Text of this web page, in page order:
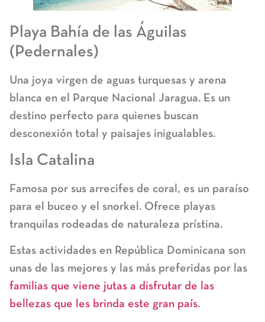
Playa Bahía de las Águilas
(Pedernales)
Una joya virgen de aguas turquesas y arena
blanca en el Parque Nacional Jaragua. Es un
destino perfecto para quienes buscan
desconexión total y paisajes inigualables.
Isla Catalina
Famosa por sus arrecifes de coral, es un paraíso
para el buceo y el snorkel. Ofrece playas
tranquilas rodeadas de naturaleza prístina.
Estas actividades en República Dominicana son
unas de las mejores y las más preferidas por las
familias que viene jutas a disfrutar de las
bellezas que les brinda este gran país.